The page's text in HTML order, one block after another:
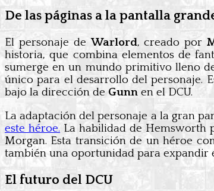
De las páginas a la pantalla
El personaje deWarlord, creado por
historia, que combina elementos de
sumerge en un mundo primitivo lleno
único para el desarrollo del personaje.
bajo la dirección de Gunn en el DCU.
La adaptación del personaje a la gran
este héroe. La habilidad de Hemsworth
Morgan. Esta transición de un héroe
también una oportunidad para expandir
El futuro del DCU